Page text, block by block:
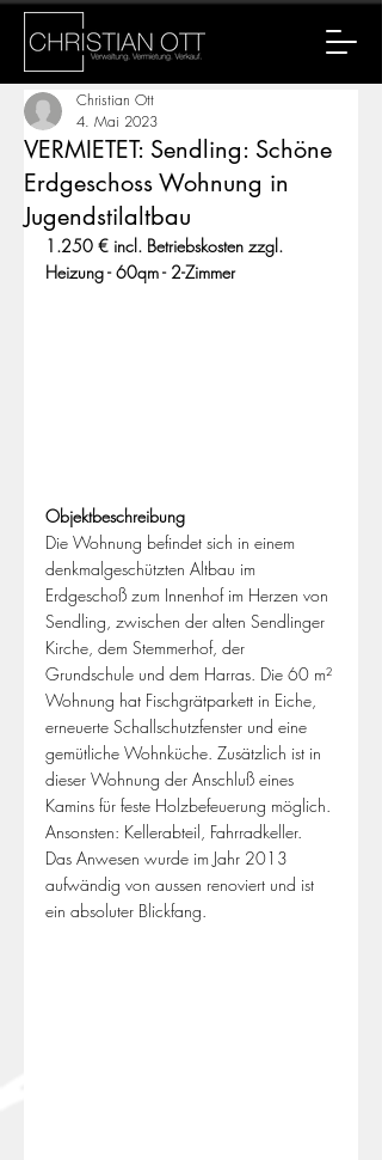
VERMIETET: Sendling: Schöne
Erdgeschoss Wohnung in
Jugendstilaltbau
Christian Ott
4. Mai 2023
1.250 € incl. Betriebskosten zzgl.
Heizung - 60qm - 2-Zimmer
Objektbeschreibung
Die Wohnung befindet sich in einem
denkmalgeschützten Altbau im
Erdgeschoß zum Innenhof im Herzen von
Sendling, zwischen der alten Sendlinger
Kirche, dem Stemmerhof, der
Grundschule und dem Harras. Die 60 m²
Wohnung hat Fischgrätparkett in Eiche,
erneuerte Schallschutzfenster und eine
gemütliche Wohnküche. Zusätzlich ist in
dieser Wohnung der Anschluß eines
Kamins für feste Holzbefeuerung möglich.
Ansonsten: Kellerabteil, Fahrradkeller.
Das Anwesen wurde im Jahr 2013
aufwändig von aussen renoviert und ist
ein absoluter Blickfang.